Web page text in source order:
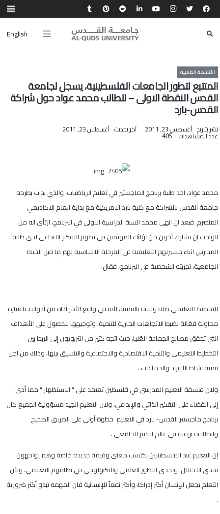
English
الأنشطة الطلابية
المتتبع لتطور الجامعات الفلسطينية، يسجل لجامعة
القدس النقطة الاولى – للطالب محمد عواد حول شراكة
القدس-بارد
نشر بتاريخ أغسطس 23, 2011 آخر تحديث أغسطس 23, 2011
عدد المشاهدات: 405
محمد عواد، احد طلبة برنامج الماجستير في تعليم الرياضيات، والذي بدات بطرحه
جامعة القدس بالشراكة مع كلية بارد الامريكية مع بداية العام الاكاديمي
المنصرم. فبعد ان انهى محمد السنة الدراسية الاولى في البرنامج، ارتأى انه من
الواجب ان يشارك آخرين من اؤلئك المهتمين في تطوير التفكير الابداعي لدى طلبة
المدارس اثناء مسيرتهم التعليمية في المرحلة الاساسية لهم ما قبل الحياة
الجامعية، تجربته الشخصية في البرنامج، فقال:
للتخطيط التعليمي صلة وثيقة بالتنمية، لأنه في واقع الأمر أداة من أدواته، باعتباره
محاولة فعّالة لضبط الاتجاهات الجارية للتنمية، وتوجيهها للحصول على الأهداف
التي تحقق مصالح الجماعة العُليا، حيث اتجه كثير من التربويون إلى الربط بين
التخطيط التعليمي والتنمية الاقتصادية والاجتماعية والتنسيق بينها، وذلك من اجل
تنمية نشاط الأفراد والجماعات .
ولان فلسفة التعليم المدرسي في فلسطين تعتمد على " الاستظهار " مما أدى
إلى القضاء على التفكير الذاتي والإبداعي، ولان التعليم الجيد مسؤولية الجميع كان
برنامج ماجستير القدس- بارد في التعليم خطوة أولى على الطريق الصحيح
وانطلاقة نوعية في عالم التميز الجامعي .
إن التعليم عند الفلسطينيين يكتسب معنى وقيمة جديدة خاصة وهم يواجهون
تحدي الاحتلال، وتحدي التطور العلمي والتكنولوجي في نظامهم التعليمي، ولأن
التعلم يجعل الإنسان أكثر إدراكا، وأكثر نفعاً للإنسانية فان المهمه تبدو أكثر ضرورية
.